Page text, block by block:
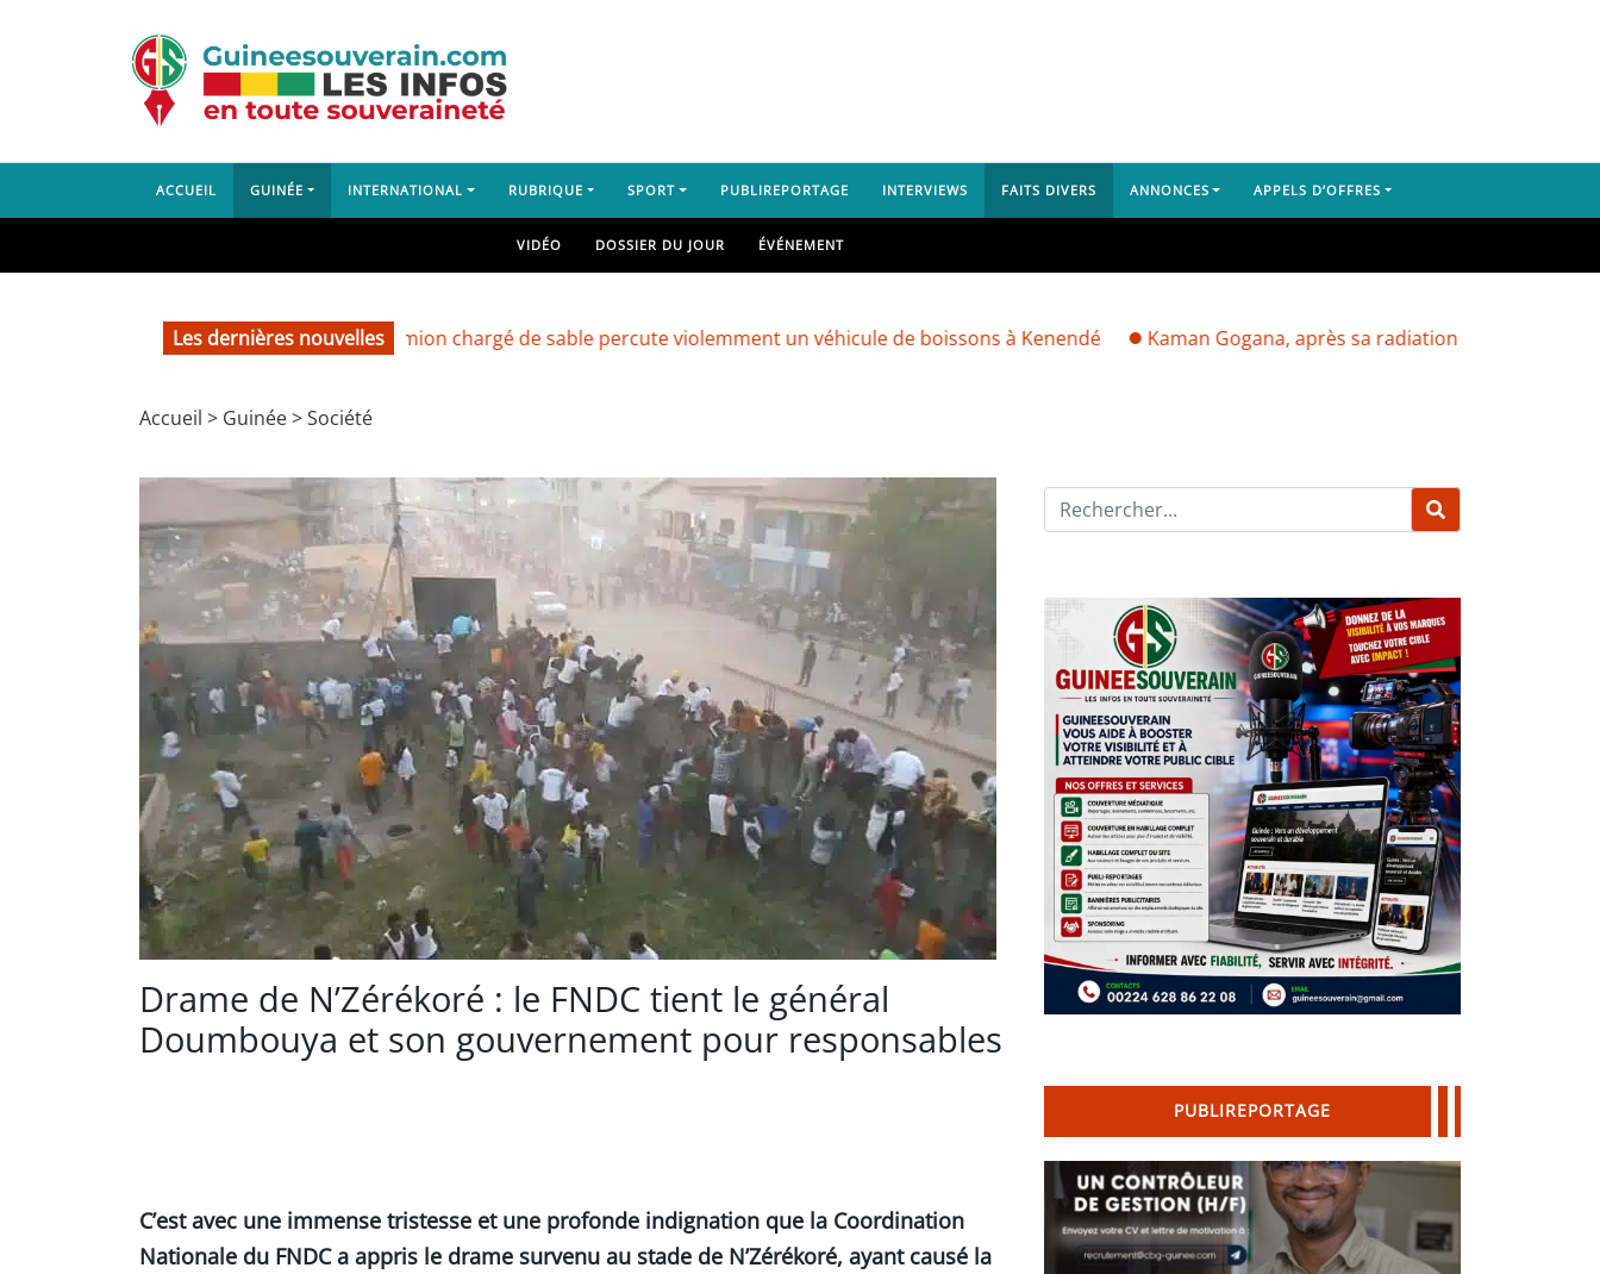
ACCUEIL GUINÉE INTERNATIONAL RUBRIQUE SPORT PUBLIREPORTAGE INTERVIEWS FAITS DIVERS ANNONCES APPELS D’OFFRES
VIDÉO DOSSIER DU JOUR ÉVÉNEMENT
Les dernières nouvelles
Dubréka : un camion chargé de sable percute violemment un véhicule de boissons à Kenendé Kaman Gogana, après sa radiation par Mamadi
Accueil > Guinée>Société
Drame de N’Zérékoré : le FNDC tient le général
Doumbouya et son gouvernement pour responsables
C’est avec une immense tristesse et une profonde indignation que la Coordination
Nationale du FNDC a appris le drame survenu au stade de N’Zérékoré, ayant causé la
PUBLIREPORTAGE